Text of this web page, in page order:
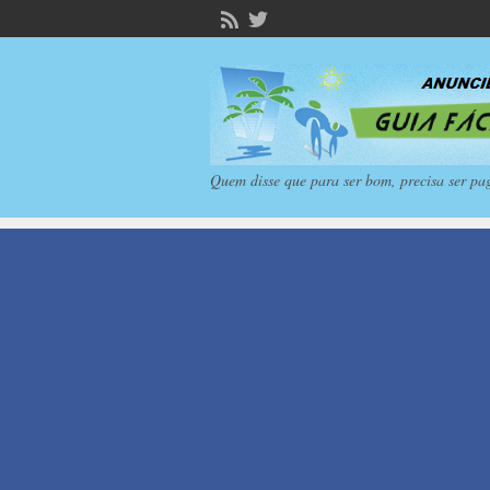
Quem disse que para ser bom, precisa ser